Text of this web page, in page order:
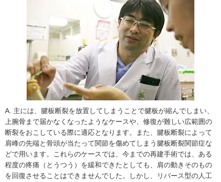
A. 主には、腱板断裂を放置してしまうことで腱板が縮んでしまい、
上腕骨まで届かなくなったようなケースや、修復が難しい広範囲の
断裂をおこしている際に適応となります。また、腱板断裂によって
肩峰の先端と骨頭が当たって関節を傷めてしまう腱板断裂関節症な
どで用います。これらのケースでは、今までの再建手術では、ある
程度の疼痛（とうつう）を緩和できたとしても、肩の動きそのもの
を回復させることはできませんでした。しかし、リバース型の人工